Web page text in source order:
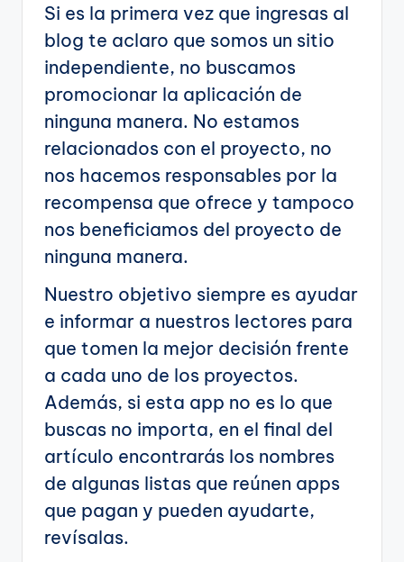
Si es la primera vez que ingresas al
blog te aclaro que somos un sitio
independiente, no buscamos
promocionar la aplicación de
ninguna manera. No estamos
relacionados con el proyecto, no
nos hacemos responsables por la
recompensa que ofrece y tampoco
nos beneficiamos del proyecto de
ninguna manera.
Nuestro objetivo siempre es ayudar
e informar a nuestros lectores para
que tomen la mejor decisión frente
a cada uno de los proyectos.
Además, si esta app no es lo que
buscas no importa, en el final del
artículo encontrarás los nombres
de algunas listas que reúnen apps
que pagan y pueden ayudarte,
revísalas.